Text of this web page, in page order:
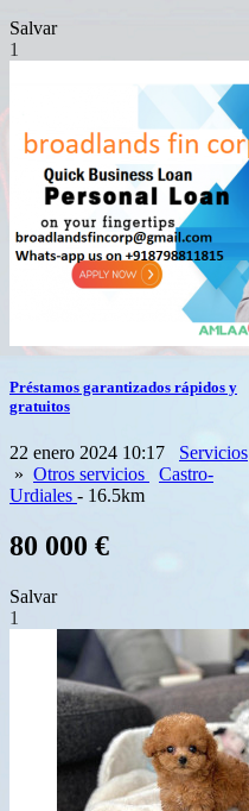
Salvar
1
Préstamos garantizados rápidos y
gratuitos
22 enero 2024 10:17
Servicios
» Otros servicios
Castro-
Urdiales - 16.5km
80 000 €
Salvar
1